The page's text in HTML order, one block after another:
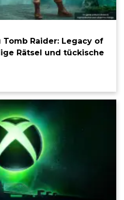
Raider: Legacy of
Rätsel und tückische